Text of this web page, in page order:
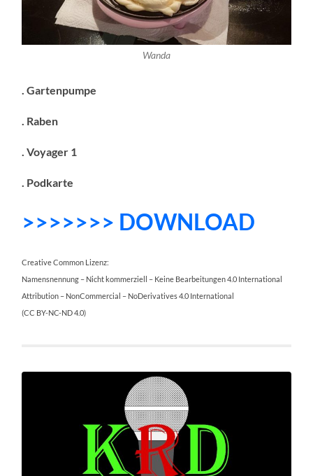
Wanda
. Gartenpumpe
. Raben
. Voyager 1
. Podkarte
>>>>>>> DOWNLOAD
Creative Common Lizenz:
Namensnennung – Nicht kommerziell – Keine Bearbeitungen 4.0 International
Attribution – NonCommercial – NoDerivatives 4.0 International
(CC BY-NC-ND 4.0)